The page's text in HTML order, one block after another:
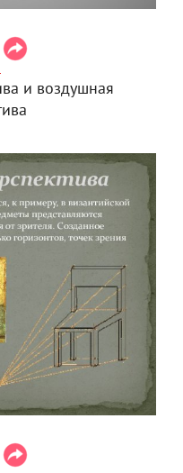
и воздушная